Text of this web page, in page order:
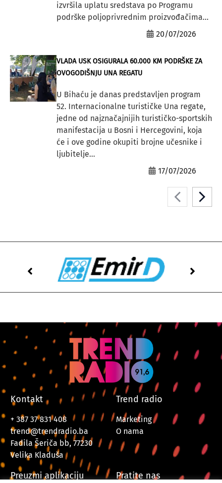
izvršila uplatu sredstava po Programu
podrške poljoprivrednim proizvođačima...
20/07/2026
VLADA USK OSIGURALA 60.000 KM PODRŠKE ZA
OVOGODIŠNJU UNA REGATU
U Bihaću je danas predstavljen program
52. Internacionalne turističke Una regate,
jedne od najznačajnijih turističko-sportskih
manifestacija u Bosni i Hercegovini, koja
će i ove godine okupiti brojne učesnike i
ljubitelje...
17/07/2026
Kontakt
+ 387 37 831 408
trend@trendradio.ba
Fadila Šeriča bb, 77230
Velika Kladuša
Trend radio
Marketing
O nama
Preuzmi aplikaciju Pratite nas